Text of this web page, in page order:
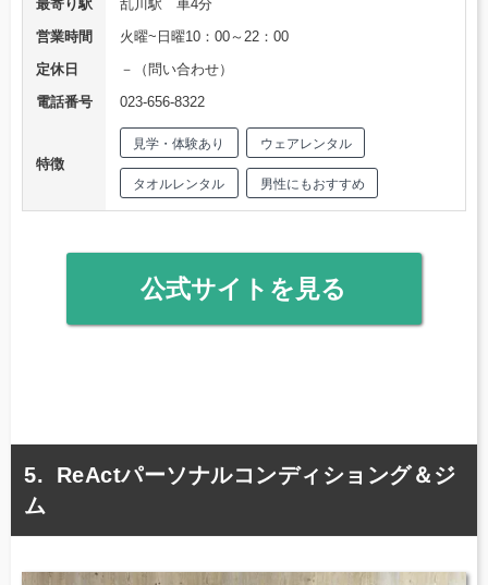
最寄り駅
乱川駅 車4分
営業時間
火曜~日曜10：00～22：00
定休日
－（問い合わせ）
電話番号
023-656-8322
特徴
見学・体験あり ウェアレンタル
タオルレンタル 男性にもおすすめ
公式サイトを見る
ReActパーソナルコンディショング＆ジ
ム